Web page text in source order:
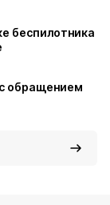
беспилотника
обращением